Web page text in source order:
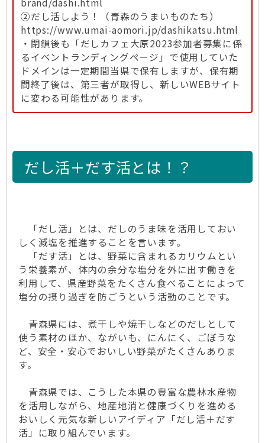
②だし活しよう！（青森のうまいものたち）
https://www.umai-aomori.jp/dashikatsu.html
・閉鎖後も「だしカフェ大原2023参加者募集に係
るイベントランディングページ」で使用していた
ドメインは一定期間当県で保有しますが、保有期
間終了後は、第三者が取得し、新しいWEBサイト
に変わる可能性があります。
だし活＋だす活とは！？
「だし活」とは、だしのうま味を活用しておい
しく減塩を推進することを言います。
「だす活」とは、野菜に含まれるカリウムとい
う栄養素が、体内の余分な塩分を外に出す働きを
利用して、県産野菜をたくさん食べることによって
塩分の摂り過ぎを防ごうという活動のことです。
青森県には、煮干しや焼干しなどのだしとして
使う素材のほか、ながいも、にんにく、ごぼうな
ど、安全・安心でおいしい野菜がたくさんありま
す。
青森県では、こうした本県の豊富な農林水産物
を活用しながら、地産地消と健康づくりを進める
おいしく元気な新しいアイディア「だし活＋だす
活」に取り組んでいます。